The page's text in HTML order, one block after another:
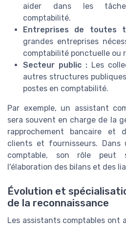
aider dans les
comptabilité.
Entreprises de toutes
grandes entreprises
comptabilité ponctuelle ou
Secteur public : Les
autres structures
postes en comptabilité.
Par exemple, un assistant
sera souvent en charge de la
rapprochement bancaire et
clients et fournisseurs. Dans
comptable, son rôle peut
l'élaboration des bilans et des
Évolution et
de la reconnaissance
Les assistants comptables ont